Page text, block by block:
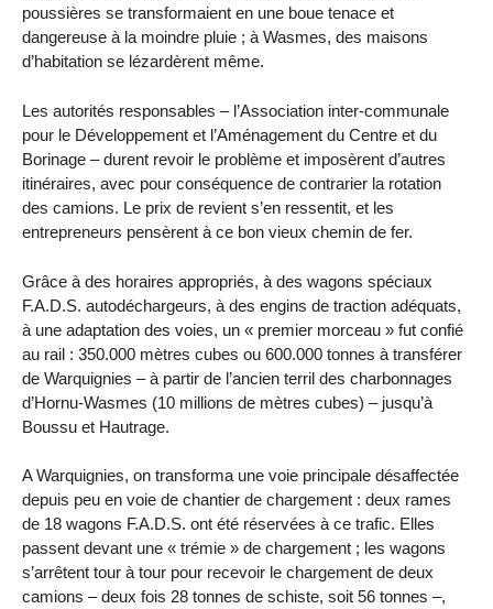
poussières se transformaient en une boue tenace et
dangereuse à la moindre pluie ; à Wasmes, des maisons
d’habitation se lézardèrent même.
Les autorités responsables – l’Association inter-communale
pour le Développement et l’Aménagement du Centre et du
Borinage – durent revoir le problème et imposèrent d’autres
itinéraires, avec pour conséquence de contrarier la rotation
des camions. Le prix de revient s’en ressentit, et les
entrepreneurs pensèrent à ce bon vieux chemin de fer.
Grâce à des horaires appropriés, à des wagons spéciaux
F.A.D.S. autodéchargeurs, à des engins de traction adéquats,
à une adaptation des voies, un « premier morceau » fut confié
au rail : 350.000 mètres cubes ou 600.000 tonnes à transférer
de Warquignies – à partir de l’ancien terril des charbonnages
d’Hornu-Wasmes (10 millions de mètres cubes) – jusqu’à
Boussu et Hautrage.
A Warquignies, on transforma une voie principale désaffectée
depuis peu en voie de chantier de chargement : deux rames
de 18 wagons F.A.D.S. ont été réservées à ce trafic. Elles
passent devant une « trémie » de chargement ; les wagons
s’arrêtent tour à tour pour recevoir le chargement de deux
camions – deux fois 28 tonnes de schiste, soit 56 tonnes –,